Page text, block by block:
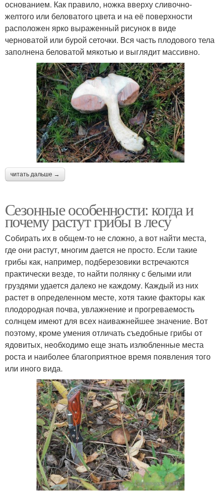
основанием. Как правило, ножка вверху сливочно-
желтого или беловатого цвета и на её поверхности
расположен ярко выраженный рисунок в виде
черноватой или бурой сеточки. Вся часть плодового тела
заполнена беловатой мякотью и выглядит массивно.
читать дальше →
Сезонные особенности: когда и
почему растут грибы в лесу
Собирать их в общем-то не сложно, а вот найти места,
где они растут, многим дается не просто. Если такие
грибы как, например, подберезовики встречаются
практически везде, то найти полянку с белыми или
груздями удается далеко не каждому. Каждый из них
растет в определенном месте, хотя такие факторы как
плодородная почва, увлажнение и прогреваемость
солнцем имеют для всех наиважнейшее значение. Вот
поэтому, кроме умения отличать съедобные грибы от
ядовитых, необходимо еще знать излюбленные места
роста и наиболее благоприятное время появления того
или иного вида.